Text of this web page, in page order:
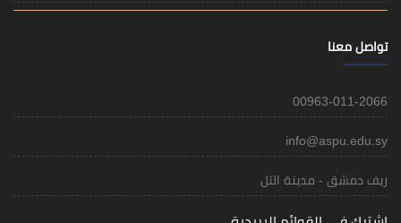
تواصل معنا
00963-011-2066
info@aspu.edu.sy
ريف دمشق - مدينة التل